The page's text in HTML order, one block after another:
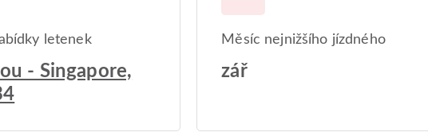
letenek
- Singapore,
Měsíc nejnižšího jízdného
zář